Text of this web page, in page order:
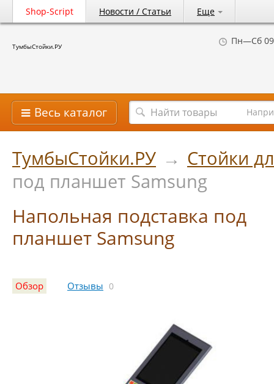
Shop-Script Новости / Статьи Еще
ТумбыСтойки.РУ Пн—Сб
Весь каталог
ТумбыСтойки.РУ → Стойки
под планшет Samsung
Напольная подставка под
планшет Samsung
Обзор Отзывы 0